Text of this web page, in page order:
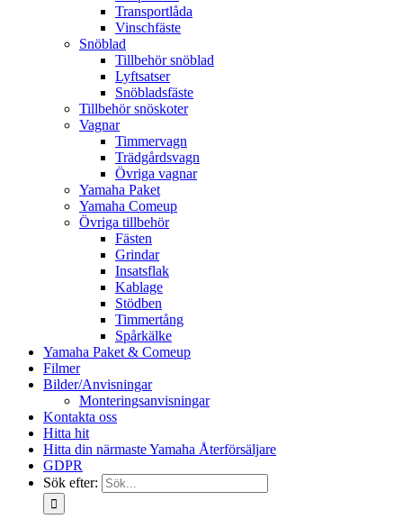
Transportlåda
Vinschfäste
Snöblad
Tillbehör snöblad
Lyftsatser
Snöbladsfäste
Tillbehör snöskoter
Vagnar
Timmervagn
Trädgårdsvagn
Övriga vagnar
Yamaha Paket
Yamaha Comeup
Övriga tillbehör
Fästen
Grindar
Insatsflak
Kablage
Stödben
Timmertång
Spårkälke
Yamaha Paket & Comeup
Filmer
Bilder/Anvisningar
Monteringsanvisningar
Kontakta oss
Hitta hit
Hitta din närmaste Yamaha Återförsäljare
GDPR
Sök efter: